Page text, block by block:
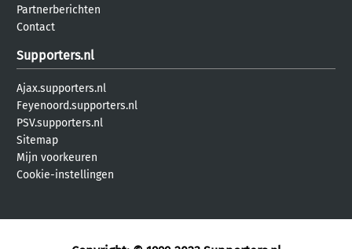
Partnerberichten
Contact
Supporters.nl
Ajax.supporters.nl
Feyenoord.supporters.nl
PSV.supporters.nl
Sitemap
Mijn voorkeuren
Cookie-instellingen